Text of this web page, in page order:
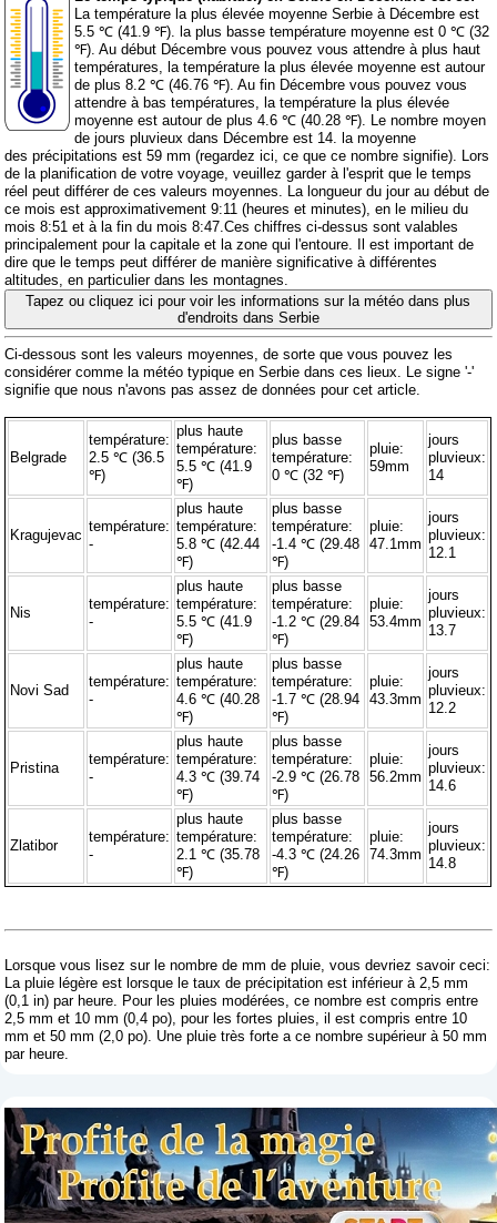
La température la plus élevée moyenne Serbie à Décembre est
5.5 ℃ (41.9 ℉). la plus basse température moyenne est 0 ℃ (32
℉). Au début Décembre vous pouvez vous attendre à plus haut
températures, la température la plus élevée moyenne est autour
de plus 8.2 ℃ (46.76 ℉). Au fin Décembre vous pouvez vous
attendre à bas températures, la température la plus élevée
moyenne est autour de plus 4.6 ℃ (40.28 ℉). Le nombre moyen
de jours pluvieux dans Décembre est 14. la moyenne
des précipitations est 59 mm (regardez ici, ce que ce nombre signifie). Lors
de la planification de votre voyage, veuillez garder à l'esprit que le temps
réel peut différer de ces valeurs moyennes. La longueur du jour au début de
ce mois est approximativement 9:11 (heures et minutes), en le milieu du
mois 8:51 et à la fin du mois 8:47.Ces chiffres ci-dessus sont valables
principalement pour la capitale et la zone qui l'entoure. Il est important de
dire que le temps peut différer de manière significative à différentes
altitudes, en particulier dans les montagnes.
Tapez ou cliquez ici pour voir les informations sur la météo dans plus
d'endroits dans Serbie
Ci-dessous sont les valeurs moyennes, de sorte que vous pouvez les
considérer comme la météo typique en Serbie dans ces lieux. Le signe '-'
signifie que nous n'avons pas assez de données pour cet article.
Belgrade
température:
2.5 ℃ (36.5
℉)
plus haute
température:
5.5 ℃ (41.9
℉)
plus basse
température:
0 ℃ (32 ℉)
pluie:
59mm
jours
pluvieux:
14
Kragujevac
température:
-
plus haute
température:
5.8 ℃ (42.44
℉)
plus basse
température:
-1.4 ℃ (29.48
℉)
pluie:
47.1mm
jours
pluvieux:
12.1
Nis
température:
-
plus haute
température:
5.5 ℃ (41.9
℉)
plus basse
température:
-1.2 ℃ (29.84
℉)
pluie:
53.4mm
jours
pluvieux:
13.7
Novi Sad
température:
-
plus haute
température:
4.6 ℃ (40.28
℉)
plus basse
température:
-1.7 ℃ (28.94
℉)
pluie:
43.3mm
jours
pluvieux:
12.2
Pristina
température:
-
plus haute
température:
4.3 ℃ (39.74
℉)
plus basse
température:
-2.9 ℃ (26.78
℉)
pluie:
56.2mm
jours
pluvieux:
14.6
Zlatibor
température:
-
plus haute
température:
2.1 ℃ (35.78
℉)
plus basse
température:
-4.3 ℃ (24.26
℉)
pluie:
74.3mm
jours
pluvieux:
14.8
Lorsque vous lisez sur le nombre de mm de pluie, vous devriez savoir ceci:
La pluie légère est lorsque le taux de précipitation est inférieur à 2,5 mm
(0,1 in) par heure. Pour les pluies modérées, ce nombre est compris entre
2,5 mm et 10 mm (0,4 po), pour les fortes pluies, il est compris entre 10
mm et 50 mm (2,0 po). Une pluie très forte a ce nombre supérieur à 50 mm
par heure.